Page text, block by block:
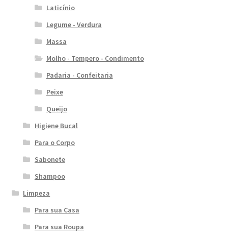
Laticínio
Legume - Verdura
Massa
Molho - Tempero - Condimento
Padaria - Confeitaria
Peixe
Queijo
Higiene Bucal
Para o Corpo
Sabonete
Shampoo
Limpeza
Para sua Casa
Para sua Roupa